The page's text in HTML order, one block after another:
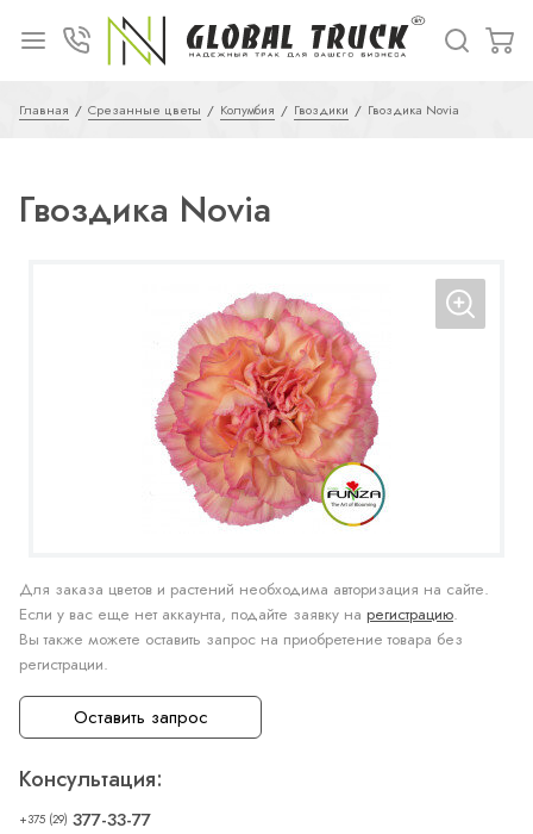
Главная Срезанные цветы Колумбия Гвоздики Гвоздика Novia
Гвоздика Novia
Для заказа цветов и растений необходима авторизация на сайте.
Если у вас еще нет аккаунта, подайте заявку на регистрацию.
Вы также можете оставить запрос на приобретение товара без
регистрации.
Оставить запрос
Консультация:
+375 (29) 377-33-77